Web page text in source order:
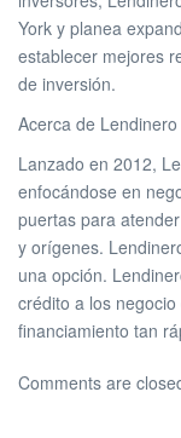
York y planea
establecer mejores
de inversión.
Acerca de Lendinero
Lanzado en 2012,
enfocándose en
puertas para
y orígenes.
una opción.
crédito a los
financiamiento tan
Comments are